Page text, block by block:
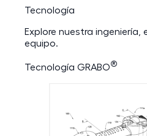
Tecnología
Explore nuestra
equipo.
Tecnología GRABO®